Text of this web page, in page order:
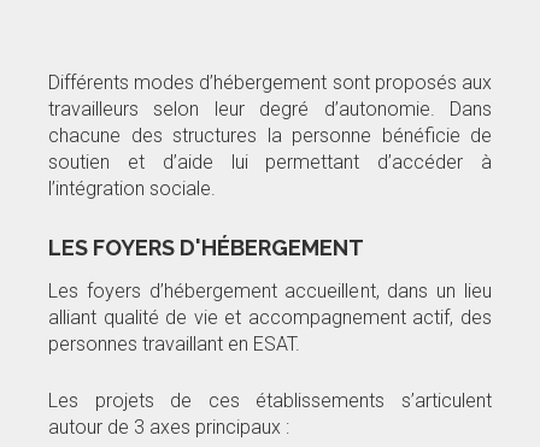
Différents modes d’hébergement sont proposés aux
travailleurs selon leur degré d’autonomie. Dans
chacune des structures la personne bénéficie de
soutien et d’aide lui permettant d’accéder à
l’intégration sociale.
LES FOYERS D'HÉBERGEMENT
Les foyers d’hébergement accueillent, dans un lieu
alliant qualité de vie et accompagnement actif, des
personnes travaillant en ESAT.
Les projets de ces établissements s’articulent
autour de 3 axes principaux :